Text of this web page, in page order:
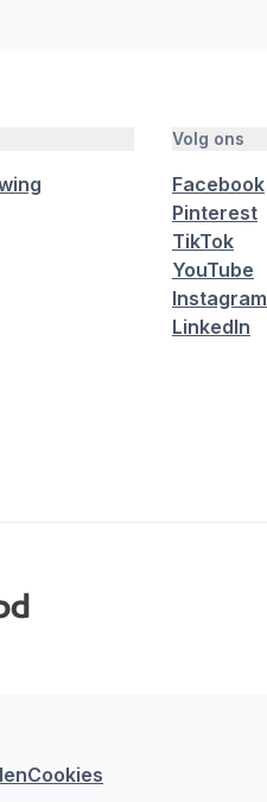
Volg ons
Facebook
Pinterest
TikTok
YouTube
Instagram
LinkedIn
Cookies